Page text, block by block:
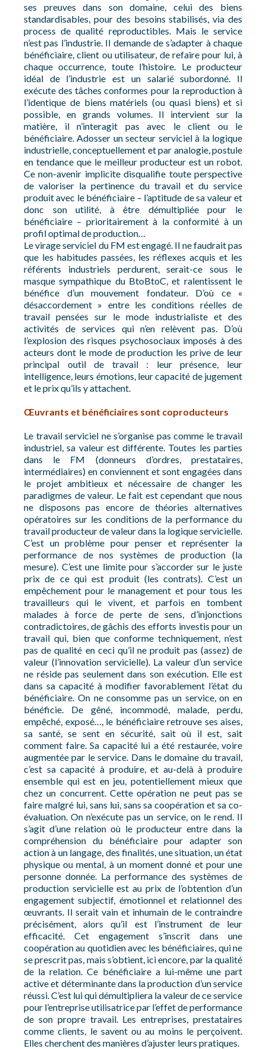
ses preuves dans son domaine, celui des biens
standardisables, pour des besoins stabilisés, via des
process de qualité reproductibles. Mais le service
n’est pas l’industrie. Il demande de s’adapter à chaque
bénéficiaire, client ou utilisateur, de refaire pour lui, à
chaque occurrence, toute l’histoire. Le producteur
idéal de l’industrie est un salarié subordonné. Il
exécute des tâches conformes pour la reproduction à
l’identique de biens matériels (ou quasi biens) et si
possible, en grands volumes. Il intervient sur la
matière, il n’interagit pas avec le client ou le
bénéficiaire. Adosser un secteur serviciel à la logique
industrielle, conceptuellement et par analogie, postule
en tendance que le meilleur producteur est un robot.
Ce non-avenir implicite disqualifie toute perspective
de valoriser la pertinence du travail et du service
produit avec le bénéficiaire – l’aptitude de sa valeur et
donc son utilité, à être démultipliée pour le
bénéficiaire – prioritairement à la conformité à un
profil optimal de production…
Le virage serviciel du FM est engagé. Il ne faudrait pas
que les habitudes passées, les réflexes acquis et les
référents industriels perdurent, serait-ce sous le
masque sympathique du BtoBtoC, et ralentissent le
bénéfice d’un mouvement fondateur. D’où ce «
désaccordement » entre les conditions réelles de
travail pensées sur le mode industrialiste et des
activités de services qui n’en relèvent pas. D’où
l’explosion des risques psychosociaux imposés à des
acteurs dont le mode de production les prive de leur
principal outil de travail : leur présence, leur
intelligence, leurs émotions, leur capacité de jugement
et le prix qu’ils y attachent.
Œuvrants et bénéficiaires sont coproducteurs
Le travail serviciel ne s’organise pas comme le travail
industriel, sa valeur est différente. Toutes les parties
dans le FM (donneurs d’ordres, prestataires,
intermédiaires) en conviennent et sont engagées dans
le projet ambitieux et nécessaire de changer les
paradigmes de valeur. Le fait est cependant que nous
ne disposons pas encore de théories alternatives
opératoires sur les conditions de la performance du
travail producteur de valeur dans la logique servicielle.
C’est un problème pour penser et représenter la
performance de nos systèmes de production (la
mesure). C’est une limite pour s’accorder sur le juste
prix de ce qui est produit (les contrats). C’est un
empêchement pour le management et pour tous les
travailleurs qui le vivent, et parfois en tombent
malades à force de perte de sens, d’injonctions
contradictoires, de gâchis des efforts investis pour un
travail qui, bien que conforme techniquement, n’est
pas de qualité en ceci qu’il ne produit pas (assez) de
valeur (l’innovation servicielle). La valeur d’un service
ne réside pas seulement dans son exécution. Elle est
dans sa capacité à modifier favorablement l’état du
bénéficiaire. On ne consomme pas un service, on en
bénéficie. De gêné, incommodé, malade, perdu,
empêché, exposé…, le bénéficiaire retrouve ses aises,
sa santé, se sent en sécurité, sait où il est, sait
comment faire. Sa capacité lui a été restaurée, voire
augmentée par le service. Dans le domaine du travail,
c’est sa capacité à produire, et au-delà à produire
ensemble qui est en jeu, potentiellement mieux que
chez un concurrent. Cette opération ne peut pas se
faire malgré lui, sans lui, sans sa coopération et sa co-
évaluation. On n’exécute pas un service, on le rend. Il
s’agit d’une relation où le producteur entre dans la
compréhension du bénéficiaire pour adapter son
action à un langage, des finalités, une situation, un état
physique ou mental, à un moment donné et pour une
personne donnée. La performance des systèmes de
production servicielle est au prix de l’obtention d’un
engagement subjectif, émotionnel et relationnel des
œuvrants. Il serait vain et inhumain de le contraindre
précisément, alors qu’il est l’instrument de leur
efficacité. Cet engagement s’inscrit dans une
coopération au quotidien avec les bénéficiaires, qui ne
se prescrit pas, mais s’obtient, ici encore, par la qualité
de la relation. Ce bénéficiaire a lui-même une part
active et déterminante dans la production d’un service
réussi. C’est lui qui démultipliera la valeur de ce service
pour l’entreprise utilisatrice par l’effet de performance
de son propre travail. Les entreprises, prestataires
comme clients, le savent ou au moins le perçoivent.
Elles cherchent des manières d’ajuster leurs pratiques.